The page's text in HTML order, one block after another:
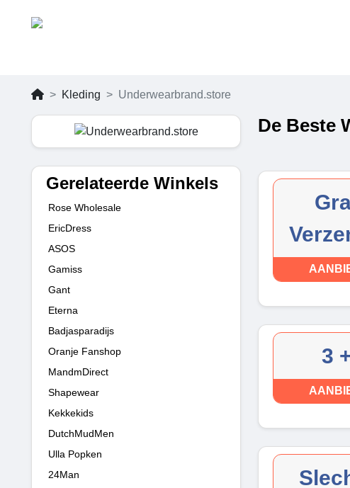
Kleding Underwearbrand.store
Gerelateerde Winkels
Rose Wholesale
EricDress
ASOS
Gamiss
Gant
Eterna
Badjasparadijs
Oranje Fanshop
MandmDirect
Shapewear
Kekkekids
DutchMudMen
Ulla Popken
24Man
De Beste
3